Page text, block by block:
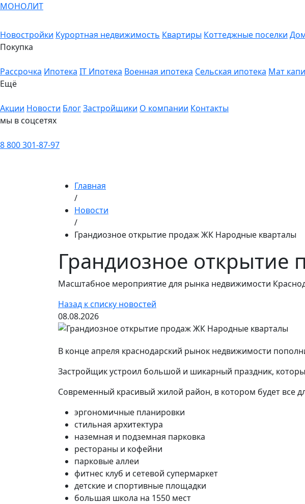
МОНОЛИТ
Новостройки Курортная недвижимость Квартиры Коттеджные поселки
Покупка
Рассрочка Ипотека IT Ипотека Военная ипотека Сельская ипотека Мат
Ещё
Акции Новости БлогЗастройщики О компании Контакты
мы в соцсетях
8 800 301-87-97
Главная
/
Новости
/
Грандиозное открытие продаж ЖК Народные кварталы
Грандиозное
Масштабное мероприятие для рынка недвижимости
Назад к списку новостей
08.08.2026
В конце апреля краснодарский рынок недвижимости
Застройщик устроил большой и шикарный праздник,
Современный красивый жилой район, в котором будет все
эргономичные планировки
стильная архитектура
наземная и подземная парковка
рестораны и кофейни
парковые аллеи
фитнес клуб и сетевой супермаркет
детские и спортивные площадки
большая школа на 1550 мест